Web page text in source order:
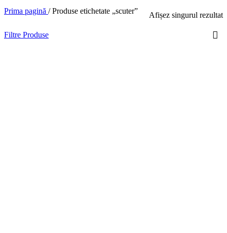
Prima pagină / Produse etichetate „scuter” Afișez singurul rezultat
Filtre Produse